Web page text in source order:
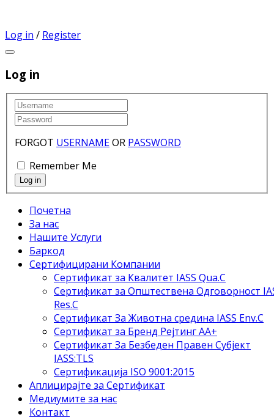
Log in / Register
Log in
FORGOT USERNAMEOR PASSWORD
Remember Me
Почетна
За нас
Нашите Услуги
Баркод
Сертифицирани Компании
Сертификат за Квалитет IASS Qua.C
Сертификат за Општествена Одговорност
Res.C
Сертификат За Животна средина IASS Env.C
Сертификат за Бренд Рејтинг АА+
Сертификат За Безбеден Правен Субјект
IASS:TLS
Сертификација ISO 9001:2015
Аплицирајте за Сертификат
Медиумите за нас
Контакт